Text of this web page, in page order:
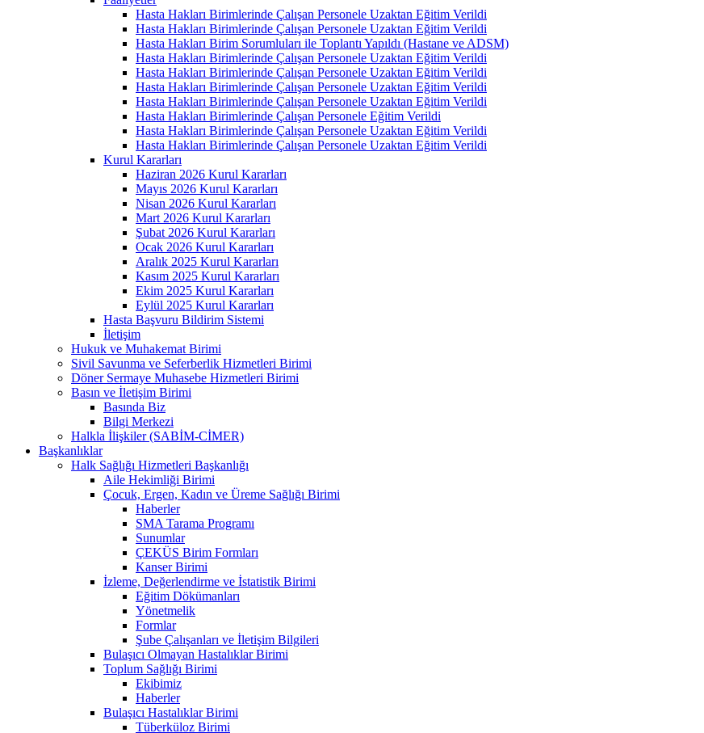
Hasta Hakları Birimlerinde Çalışan Personele Uzaktan Eğitim Verildi
Hasta Hakları Birimlerinde Çalışan Personele Uzaktan Eğitim Verildi
Hasta Hakları Birim Sorumluları ile Toplantı Yapıldı (Hastane ve ADSM)
Hasta Hakları Birimlerinde Çalışan Personele Uzaktan Eğitim Verildi
Hasta Hakları Birimlerinde Çalışan Personele Uzaktan Eğitim Verildi
Hasta Hakları Birimlerinde Çalışan Personele Uzaktan Eğitim Verildi
Hasta Hakları Birimlerinde Çalışan Personele Uzaktan Eğitim Verildi
Hasta Hakları Birimlerinde Çalışan Personele Eğitim Verildi
Hasta Hakları Birimlerinde Çalışan Personele Uzaktan Eğitim Verildi
Hasta Hakları Birimlerinde Çalışan Personele Uzaktan Eğitim Verildi
Kurul Kararları
Haziran 2026 Kurul Kararları
Mayıs 2026 Kurul Kararları
Nisan 2026 Kurul Kararları
Mart 2026 Kurul Kararları
Şubat 2026 Kurul Kararları
Ocak 2026 Kurul Kararları
Aralık 2025 Kurul Kararları
Kasım 2025 Kurul Kararları
Ekim 2025 Kurul Kararları
Eylül 2025 Kurul Kararları
Hasta Başvuru Bildirim Sistemi
İletişim
Hukuk ve Muhakemat Birimi
Sivil Savunma ve Seferberlik Hizmetleri Birimi
Döner Sermaye Muhasebe Hizmetleri Birimi
Basın ve İletişim Birimi
Basında Biz
Bilgi Merkezi
Halkla İlişkiler (SABİM-CİMER)
Başkanlıklar
Halk Sağlığı Hizmetleri Başkanlığı
Aile Hekimliği Birimi
Çocuk, Ergen, Kadın ve Üreme Sağlığı Birimi
Haberler
SMA Tarama Programı
Sunumlar
ÇEKÜS Birim Formları
Kanser Birimi
İzleme, Değerlendirme ve İstatistik Birimi
Eğitim Dökümanları
Yönetmelik
Formlar
Şube Çalışanları ve İletişim Bilgileri
Bulaşıcı Olmayan Hastalıklar Birimi
Toplum Sağlığı Birimi
Ekibimiz
Haberler
Bulaşıcı Hastalıklar Birimi
Tüberküloz Birimi